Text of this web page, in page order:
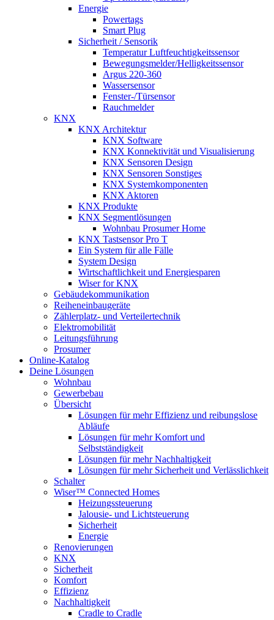
Energie
Powertags
Smart Plug
Sicherheit / Sensorik
Temperatur Luftfeuchtigkeitssensor
Bewegungsmelder/Helligkeitssensor
Argus 220-360
Wassersensor
Fenster-/Türsensor
Rauchmelder
KNX
KNX Architektur
KNX Software
KNX Konnektivität und Visualisierung
KNX Sensoren Design
KNX Sensoren Sonstiges
KNX Systemkomponenten
KNX Aktoren
KNX Produkte
KNX Segmentlösungen
Wohnbau Prosumer Home
KNX Tastsensor Pro T
Ein System für alle Fälle
System Design
Wirtschaftlichkeit und Energiesparen
Wiser for KNX
Gebäudekommunikation
Reiheneinbaugeräte
Zählerplatz- und Verteilertechnik
Elektromobilität
Leitungsführung
Prosumer
Online-Katalog
Deine Lösungen
Wohnbau
Gewerbebau
Übersicht
Lösungen für mehr Effizienz und reibungslose
Abläufe
Lösungen für mehr Komfort und
Selbstständigkeit
Lösungen für mehr Nachhaltigkeit
Lösungen für mehr Sicherheit und Verlässlichkeit
Schalter
Wiser™ Connected Homes
Heizungssteuerung
Jalousie- und Lichtsteuerung
Sicherheit
Energie
Renovierungen
KNX
Sicherheit
Komfort
Effizienz
Nachhaltigkeit
Cradle to Cradle